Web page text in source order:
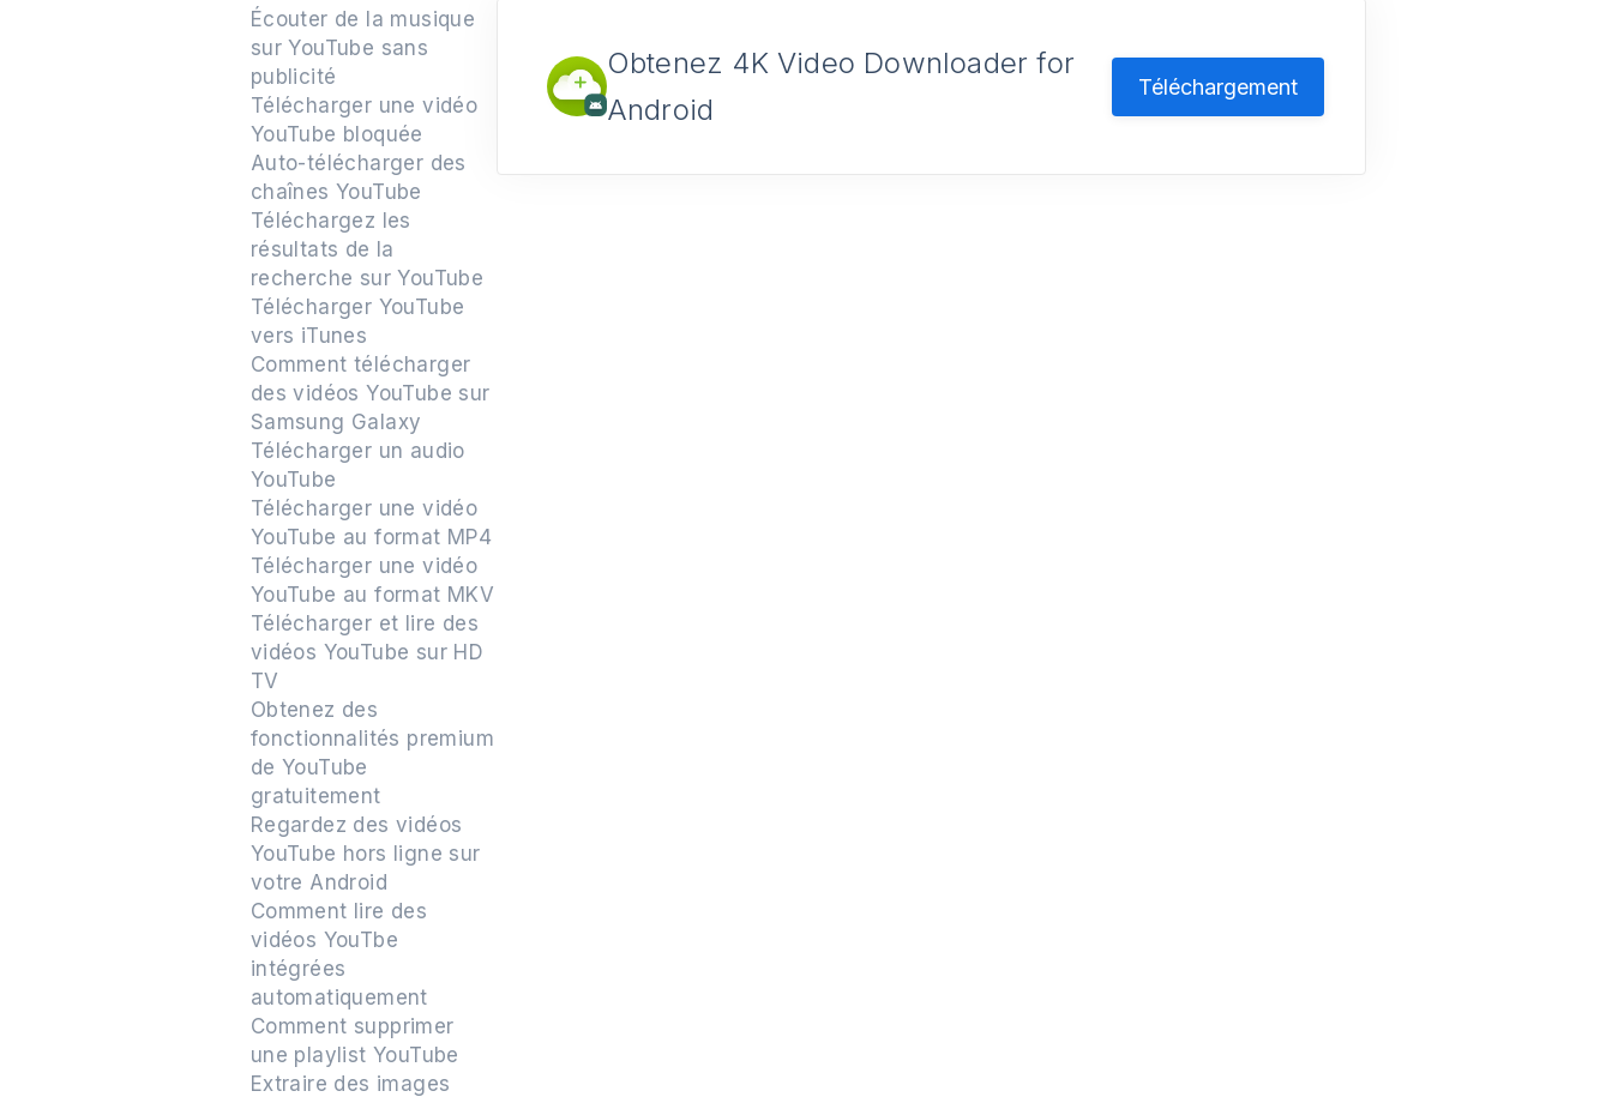
Écouter de la musique
sur YouTube sans
publicité
Télécharger une vidéo
YouTube bloquée
Auto-télécharger des
chaînes YouTube
Téléchargez les
résultats de la
recherche sur YouTube
Télécharger YouTube
vers iTunes
Comment télécharger
des vidéos YouTube sur
Samsung Galaxy
Télécharger un audio
YouTube
Télécharger une vidéo
YouTube au format MP4
Télécharger une vidéo
YouTube au format MKV
Télécharger et lire des
vidéos YouTube sur HD
TV
Obtenez des
fonctionnalités premium
de YouTube
gratuitement
Regardez des vidéos
YouTube hors ligne sur
votre Android
Comment lire des
vidéos YouTbe
intégrées
automatiquement
Comment supprimer
une playlist YouTube
Extraire des images
Obtenez 4K Video Downloader for
Android
Téléchargement